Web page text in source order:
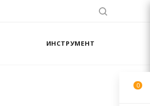
ИНСТРУМЕНТ
0